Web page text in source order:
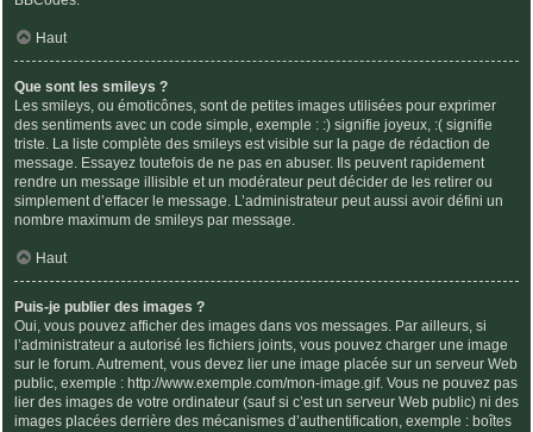
Haut
Que sont les smileys ?
Les smileys, ou émoticônes, sont de petites images utilisées pour exprimer
des sentiments avec un code simple, exemple : :) signifie joyeux, :( signifie
triste. La liste complète des smileys est visible sur la page de rédaction de
message. Essayez toutefois de ne pas en abuser. Ils peuvent rapidement
rendre un message illisible et un modérateur peut décider de les retirer ou
simplement d’effacer le message. L’administrateur peut aussi avoir défini un
nombre maximum de smileys par message.
Haut
Puis-je publier des images ?
Oui, vous pouvez afficher des images dans vos messages. Par ailleurs, si
l’administrateur a autorisé les fichiers joints, vous pouvez charger une image
sur le forum. Autrement, vous devez lier une image placée sur un serveur Web
public, exemple : http://www.exemple.com/mon-image.gif. Vous ne pouvez pas
lier des images de votre ordinateur (sauf si c’est un serveur Web public) ni des
images placées derrière des mécanismes d’authentification, exemple : boîtes